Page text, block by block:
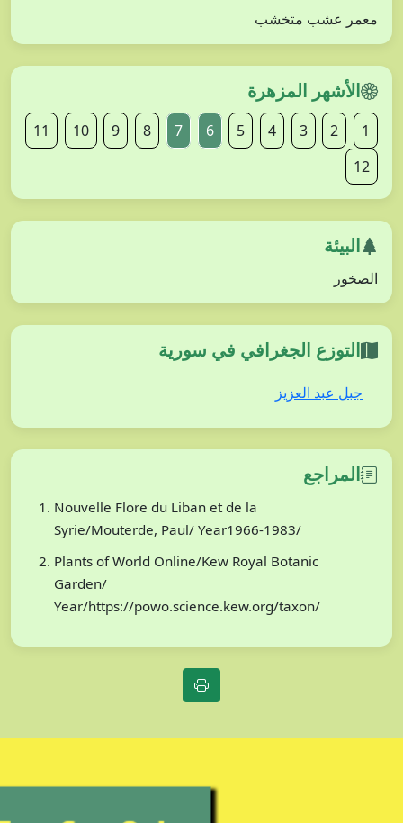
معمر عشب متخشب
الأشهر المزهرة
1
2
3
4
5
6
7
8
9
10
11
12
البيئة
الصخور
التوزع الجغرافي في سورية
جبل عبد العزيز
المراجع
Nouvelle Flore du Liban et de la
Syrie/Mouterde, Paul/ Year1966-1983/
Plants of World Online/Kew Royal Botanic
Garden/
Year/https://powo.science.kew.org/taxon/